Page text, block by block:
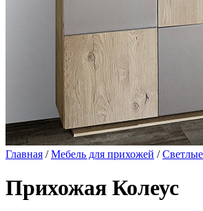
Главная /Мебель для прихожей /
Прихожая Колеус